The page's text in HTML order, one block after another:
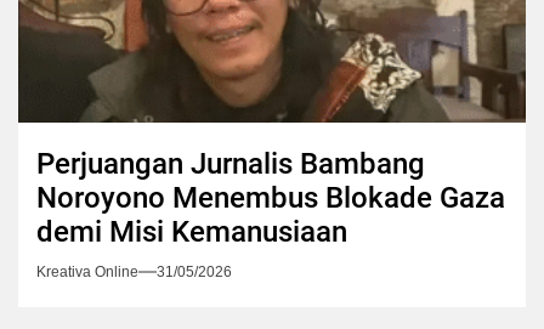
Perjuangan Jurnalis Bambang
Noroyono Menembus Blokade Gaza
demi Misi Kemanusiaan
Kreativa Online 31/05/2026